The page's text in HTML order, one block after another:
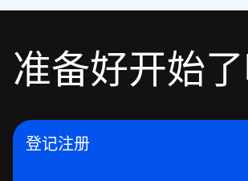
准备好开始
登记注册